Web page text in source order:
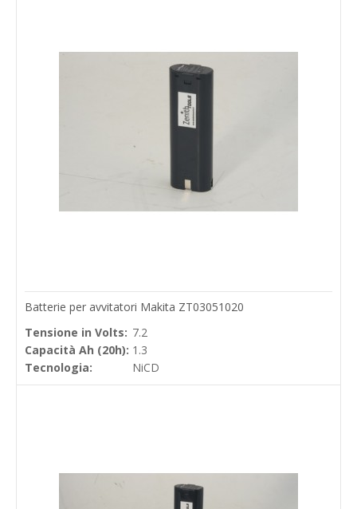
Batterie per avvitatori Makita ZT03051020
Tensione in Volts: 7.2
Capacità Ah (20h): 1.3
Tecnologia:
NiCD